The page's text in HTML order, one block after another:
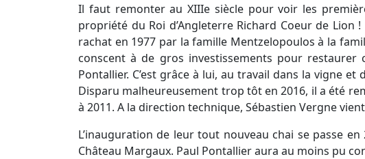
Il faut remonter au XIIIe siècle pour voir les
propriété du Roi d’Angleterre Richard Coeur de
rachat en 1977 par la famille Mentzelopoulos à la
conscent à de gros investissements pour
Pontallier. C’est grâce à lui, au travail dans la vigne
Disparu malheureusement trop tôt en 2016, il a été
à 2011. A la direction technique, Sébastien Vergne
L’inauguration de leur tout nouveau chai se passe
Château Margaux. Paul Pontallier aura au moins pu